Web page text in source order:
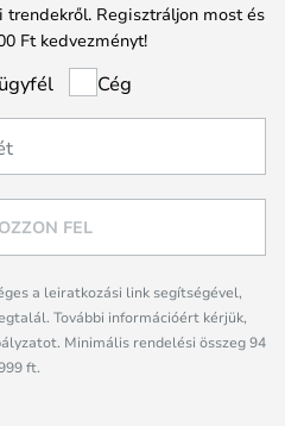
Regisztráljon most és
Ft kedvezményt!
Cég
FEL
a leiratkozási link segítségével,
További információért kérjük,
Minimális rendelési összeg 94
ft.